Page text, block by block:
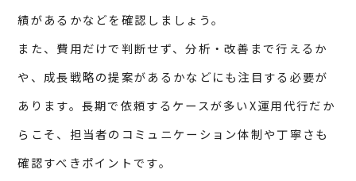
績があるかなどを確認しましょう。
また、費用だけで判断せず、分析・改善まで行えるか
や、成長戦略の提案があるかなどにも注目する必要が
あります。長期で依頼するケースが多いX運用代行だか
らこそ、担当者のコミュニケーション体制や丁寧さも
確認すべきポイントです。